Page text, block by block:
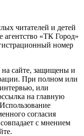
читателей и детей
«ТК Город»
номер
сайте, защищены и
При полном или
или
на главную
согласия
с мнением